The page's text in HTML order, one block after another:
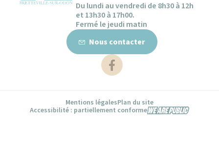
Nous contacter
Du lundi au vendredi de 8h30 à 12h
et 13h30 à 17h00.
Fermé le jeudi matin
Nous contacter
Mentions légalesPlan du site
Accessibilité : partiellement conforme